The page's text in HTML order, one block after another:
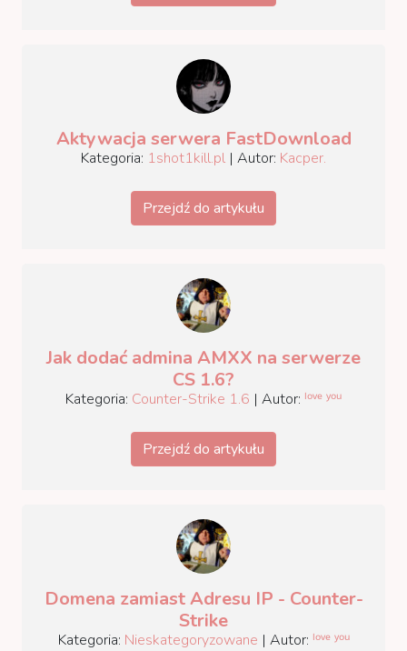
Aktywacja serwera FastDownload
Kategoria: 1shot1kill.pl | Autor: Kacper.
Przejdź do artykułu
Jak dodać admina AMXX na serwerze
CS 1.6?
Kategoria: Counter-Strike 1.6 | Autor: ˡᵒᵛᵉ ʸᵒᵘ
Przejdź do artykułu
Domena zamiast Adresu IP - Counter-
Strike
Kategoria: Nieskategoryzowane | Autor: ˡᵒᵛᵉ ʸᵒᵘ